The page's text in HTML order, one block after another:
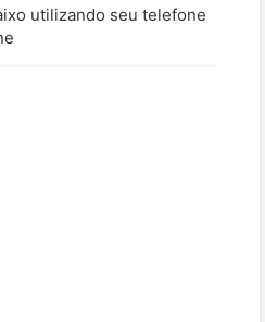
utilizando seu telefone